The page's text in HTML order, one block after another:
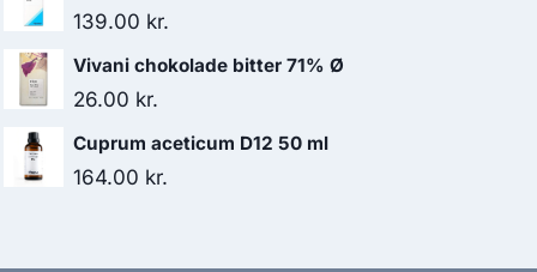
139.00 kr.
Vivani chokolade bitter 71% Ø
26.00 kr.
Cuprum aceticum D12 50 ml
164.00 kr.